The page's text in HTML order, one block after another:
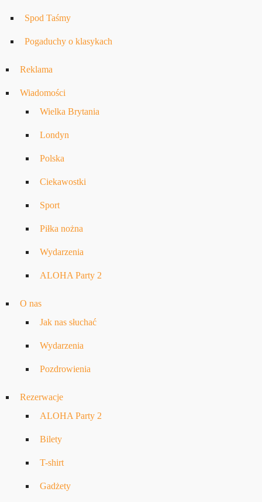
Spod Taśmy
Pogaduchy o klasykach
Reklama
Wiadomości
Wielka Brytania
Londyn
Polska
Ciekawostki
Sport
Piłka nożna
Wydarzenia
ALOHA Party 2
O nas
Jak nas słuchać
Wydarzenia
Pozdrowienia
Rezerwacje
ALOHA Party 2
Bilety
T-shirt
Gadżety